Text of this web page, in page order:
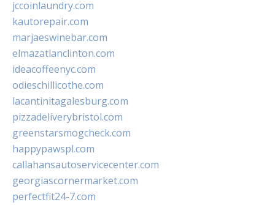
jccoinlaundry.com
kautorepair.com
marjaeswinebar.com
elmazatlanclinton.com
ideacoffeenyc.com
odieschillicothe.com
lacantinitagalesburg.com
pizzadeliverybristol.com
greenstarsmogcheck.com
happypawspl.com
callahansautoservicecenter.com
georgiascornermarket.com
perfectfit24-7.com